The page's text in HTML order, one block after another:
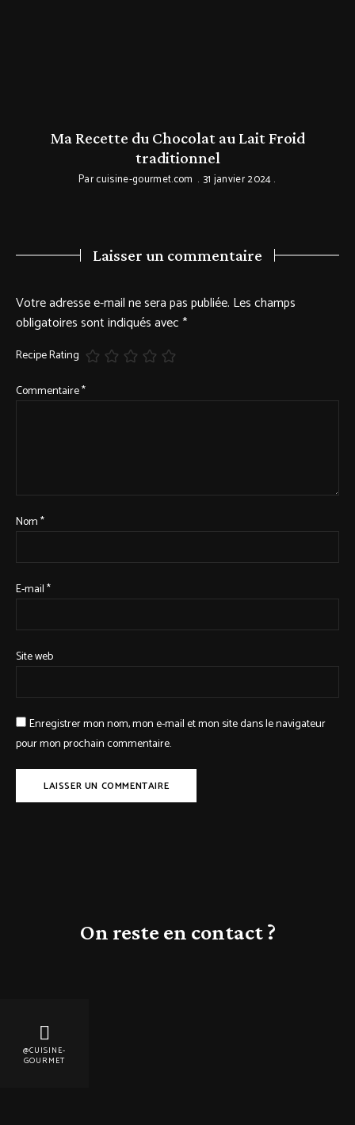
Ma Recette du Chocolat au Lait Froid
traditionnel
Parcuisine-gourmet.com 31 janvier 2024
Laisser un commentaire
Votre adresse e-mail ne sera pas publiée. Les champs
obligatoires sont indiqués avec*
Recipe Rating
Commentaire*
Nom*
E-mail*
Site web
Enregistrer mon nom, mon e-mail et mon site dans le navigateur
pour mon prochain commentaire.
On reste en contact ?
@CUISINE-
GOURMET